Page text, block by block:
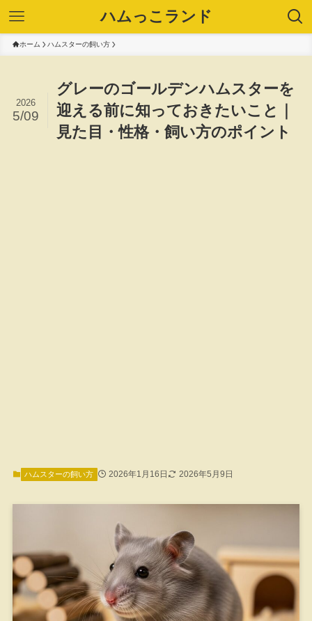
ハムっこランド
ホーム ハムスターの飼い方
グレーのゴールデンハムスターを
迎える前に知っておきたいこと｜
見た目・性格・飼い方のポイント
2026
5/09
ハムスターの飼い方 2026年1月16日 2026年5月9日